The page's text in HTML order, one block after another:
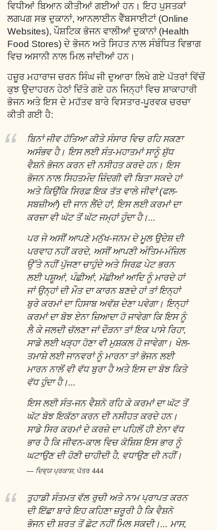
ਵਿਧੀਆਂ ਬਿਆਨ ਕੀਤੀਆਂ ਗਈਆਂ ਹਨ। ਇਹ ਪੁਸਤਕਾਂ
ਲਗਪਗ ਸਭ ਦੁਕਾਨਾਂ, ਆਨਲਾਈਨ ਵੈੱਬਸਾਈਟਾਂ (Online
Websites), ਪੌਸ਼ਟਿਕ ਭੋਜਨ ਵਾਲੀਆਂ ਦੁਕਾਨਾਂ (Health
Food Stores) ਦੇ ਭੋਜਨ ਅਤੇ ਸਿਹਤ ਨਾਲ ਸੰਬੰਧਿਤ ਵਿਭਾਗ
ਵਿਚ ਅਸਾਨੀ ਨਾਲ ਮਿਲ ਜਾਂਦੀਆਂ ਹਨ।
ਹਜ਼ੂਰ ਮਹਾਰਾਜ ਚਰਨ ਸਿੰਘ ਜੀ ਦੁਆਰਾ ਲਿਖੇ ਗਏ ਪੱਤਰਾਂ ਵਿੱਚੋਂ
ਕੁਝ ਉਦਾਹਰਨ ਹੇਠਾਂ ਦਿੱਤੇ ਗਏ ਹਨ ਜਿਨ੍ਹਾਂ ਵਿਚ ਸ਼ਾਕਾਹਾਰੀ
ਭੋਜਨ ਅਤੇ ਇਸ ਦੇ ਮਹੱਤਵ ਬਾਰੇ ਵਿਸਤਾਰ-ਪੂਰਵਕ ਚਰਚਾ
ਕੀਤੀ ਗਈ ਹੈ:
ਬਿਨਾਂ ਜੀਵ ਹੱਤਿਆ ਕੀਤੇ ਸੰਸਾਰ ਵਿਚ ਰਹਿ ਸਕਣਾ
ਅਸੰਭਵ ਹੈ। ਇਸ ਲਈ ਸੰਤ-ਮਹਾਤਮਾਂ ਸਾਨੂੰ ਸ਼ੁੱਧ
ਵੈਸ਼ਨੋ ਭੋਜਨ ਕਰਨ ਦੀ ਨਸੀਹਤ ਕਰਦੇ ਹਨ। ਇਸ
ਭੋਜਨ ਨਾਲ ਸਿਹਤਮੰਦ ਜ਼ਿੰਦਗੀ ਵੀ ਬਿਤਾ ਸਕਦੇ ਹਾਂ
ਅਤੇ ਕਿਉਂਕਿ ਸਿਰਫ਼ ਇਕ ਤੱਤ ਵਾਲੇ ਜੀਵਾਂ (ਫਲ-
ਸਬਜ਼ੀਆਂ) ਦੀ ਜਾਨ ਲੈਂਦੇ ਹਾਂ, ਇਸ ਲਈ ਕਰਮਾਂ ਦਾ
ਕਰਜ਼ਾ ਵੀ ਘੱਟ ਤੋਂ ਘੱਟ ਜਮ੍ਹਾਂ ਹੁੰਦਾ ਹੈ।...
ਪਰ ਜੇ ਅਸੀਂ ਆਪਣੇ ਮਨੁੱਖ-ਜਨਮ ਦੇ ਮੂਲ ਉਦੇਸ਼ ਦੀ
ਪਰਵਾਹ ਨਹੀਂ ਕਰਦੇ, ਅਸੀਂ ਆਪਣੀ ਅੰਤਿਮ-ਮੰਜ਼ਿਲ
ਉੱਤੇ ਨਹੀਂ ਪੁੱਜਣਾ ਚਾਹੁੰਦੇ ਅਤੇ ਸਿਰਫ਼ ਪੇਟ ਭਰਨ
ਲਈ ਪਸ਼ੂਆਂ, ਪੰਛੀਆਂ, ਮੱਛੀਆਂ ਆਦਿ ਨੂੰ ਮਾਰਦੇ ਹਾਂ
ਜਾਂ ਉਨ੍ਹਾਂ ਦੀ ਮੌਤ ਦਾ ਕਾਰਨ ਬਣਦੇ ਹਾਂ ਤਾਂ ਇਨ੍ਹਾਂ
ਬੁਰੇ ਕਰਮਾਂ ਦਾ ਹਿਸਾਬ ਅਵੱਸ਼ ਦੇਣਾ ਪਵੇਗਾ। ਇਨ੍ਹਾਂ
ਕਰਮਾਂ ਦਾ ਬੋਝ ਏਨਾ ਜ਼ਿਆਦਾ ਹੋ ਜਾਵੇਗਾ ਕਿ ਇਸ ਨੂੰ
ਲੈ ਕੇ ਜਲਦੀ ਚੱਲਣਾ ਜਾਂ ਦੌੜਨਾ ਤਾਂ ਇਕ ਪਾਸੇ ਰਿਹਾ,
ਸਾਡੇ ਲਈ ਖੜ੍ਹਾ ਹੋਣਾ ਵੀ ਮੁਸ਼ਕਲ ਹੋ ਜਾਵੇਗਾ। ਖੇਲ-
ਤਮਾਸ਼ੇ ਲਈ ਜਾਨਵਰਾਂ ਨੂੰ ਮਾਰਨਾ ਤਾਂ ਭੋਜਨ ਲਈ
ਮਾਰਨ ਨਾਲੋਂ ਵੀ ਵੱਧ ਬੁਰਾ ਹੈ ਅਤੇ ਇਸ ਦਾ ਬੋਝ ਕਿਤੇ
ਵੱਧ ਹੁੰਦਾ ਹੈ।...
ਇਸ ਲਈ ਸੰਤ-ਜਨ ਵੈਸ਼ਨੋ ਰਹਿ ਕੇ ਕਰਮਾਂ ਦਾ ਘੱਟ ਤੋਂ
ਘੱਟ ਬੋਝ ਇਕੱਠਾ ਕਰਨ ਦੀ ਨਸੀਹਤ ਕਰਦੇ ਹਨ।
ਸਾਡੇ ਸਿਰ ਕਰਮਾਂ ਦੇ ਕਰਜ਼ੇ ਦਾ ਪਹਿਲੋਂ ਹੀ ਏਨਾ ਵੱਧ
ਭਾਰ ਹੈ ਕਿ ਜੀਵਨ-ਕਾਲ ਵਿਚ ਕੋਸ਼ਿਸ਼ ਇਸ ਭਾਰ ਨੂੰ
ਘਟਾਉਣ ਦੀ ਹੋਣੀ ਚਾਹੀਦੀ ਹੈ, ਵਧਾਉਣ ਦੀ ਨਹੀਂ।
ਦਿਵ੍ਯ ਪ੍ਰਕਾਸ਼, ਪੱਤਰ 444
ਤੁਹਾਡੀ ਸੰਤਮਤ ਵੱਲ ਰੁਚੀ ਅਤੇ ਨਾਮ ਪ੍ਰਾਪਤ ਕਰਨ
ਦੀ ਇੱਛਾ ਬਾਰੇ ਇਹ ਕਹਿਣਾ ਜ਼ਰੂਰੀ ਹੈ ਕਿ ਵੈਸ਼ਨੋ
ਭੋਜਨ ਦੀ ਸ਼ਰਤ ਤੋਂ ਛੋਟ ਨਹੀਂ ਮਿਲ ਸਕਦੀ।... ਮਾਸ,